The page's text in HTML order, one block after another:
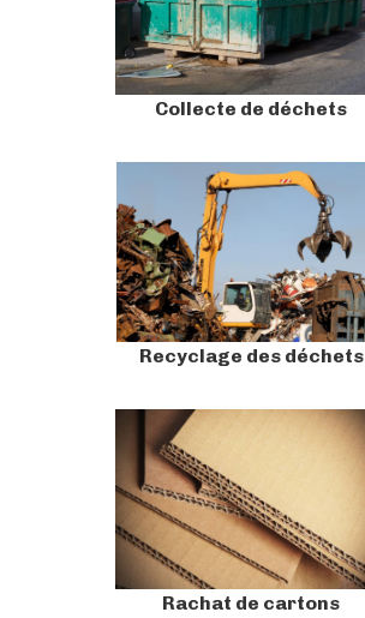
Collecte de déchets
Recyclage des déchets
Rachat de cartons